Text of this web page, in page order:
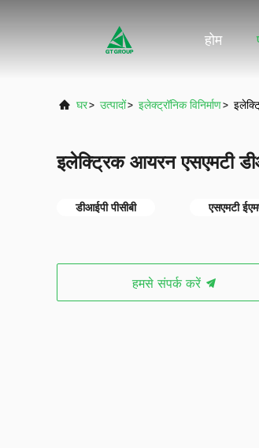
होम
घर> उत्पादों> इलेक्ट्रॉनिक विनिर्माण>
इलेक्ट्रिक आयरन एसएमटी
डीआईपी पीसीबी एसएमटी
हमसे संपर्क करें